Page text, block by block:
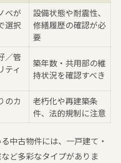
ベが
選択
設備状態や耐震性、
修繕履歴の確認が必
要
／管
ティ
築年数・共用部の維
持状況を確認すべき
のカ
老朽化や再建築条
件、法的規制に注意
中古物件には、一戸建て・
ど多彩なタイプがありま